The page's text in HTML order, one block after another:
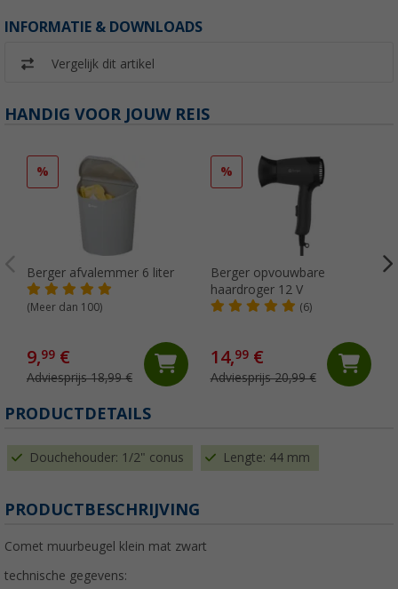
INFORMATIE & DOWNLOADS
Vergelijk dit artikel
HANDIG VOOR JOUW REIS
%
Berger afvalemmer 6 liter
(Meer dan 100)
9,99 €
Adviesprijs 18,99 €
%
Berger opvouwbare
haardroger 12 V
(6)
14,99€
Adviesprijs 20,99 €
PRODUCTDETAILS
Douchehouder: 1/2" conus Lengte: 44 mm
PRODUCTBESCHRIJVING
Comet muurbeugel klein mat zwart
technische gegevens: